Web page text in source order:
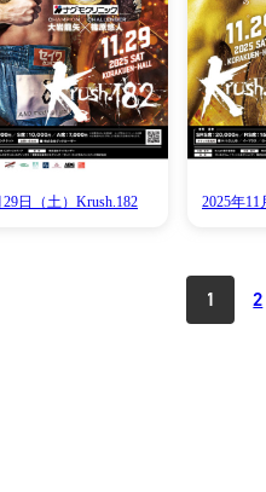
試
チケ
グッ
29日（土）Krush.182 2025年11
1 2